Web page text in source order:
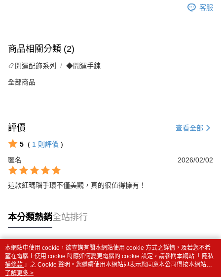
客服
商品相關分類 (2)
📿開運配飾系列 ◆開運手鍊
全部商品
評價 查看全部
5 ( 1 則評價 )
匿名
2026/02/02
這款紅瑪瑙手環不僅美觀，真的很值得擁有！
本分類熱銷全站排行
熱門標籤
本網站中使用 cookie，欲查詢有關本網站使用 cookie 方式之詳情，及若您不希
望在電腦上使用 cookie 時應如何變更電腦的 cookie 設定，請參閱本網站「 隱私
權條款 」之 Cookie 聲明。您繼續使用本網站即表示您同意本公司得按本網站使
用條款之 Cookie 聲明使用 cookie。
了解更多 >